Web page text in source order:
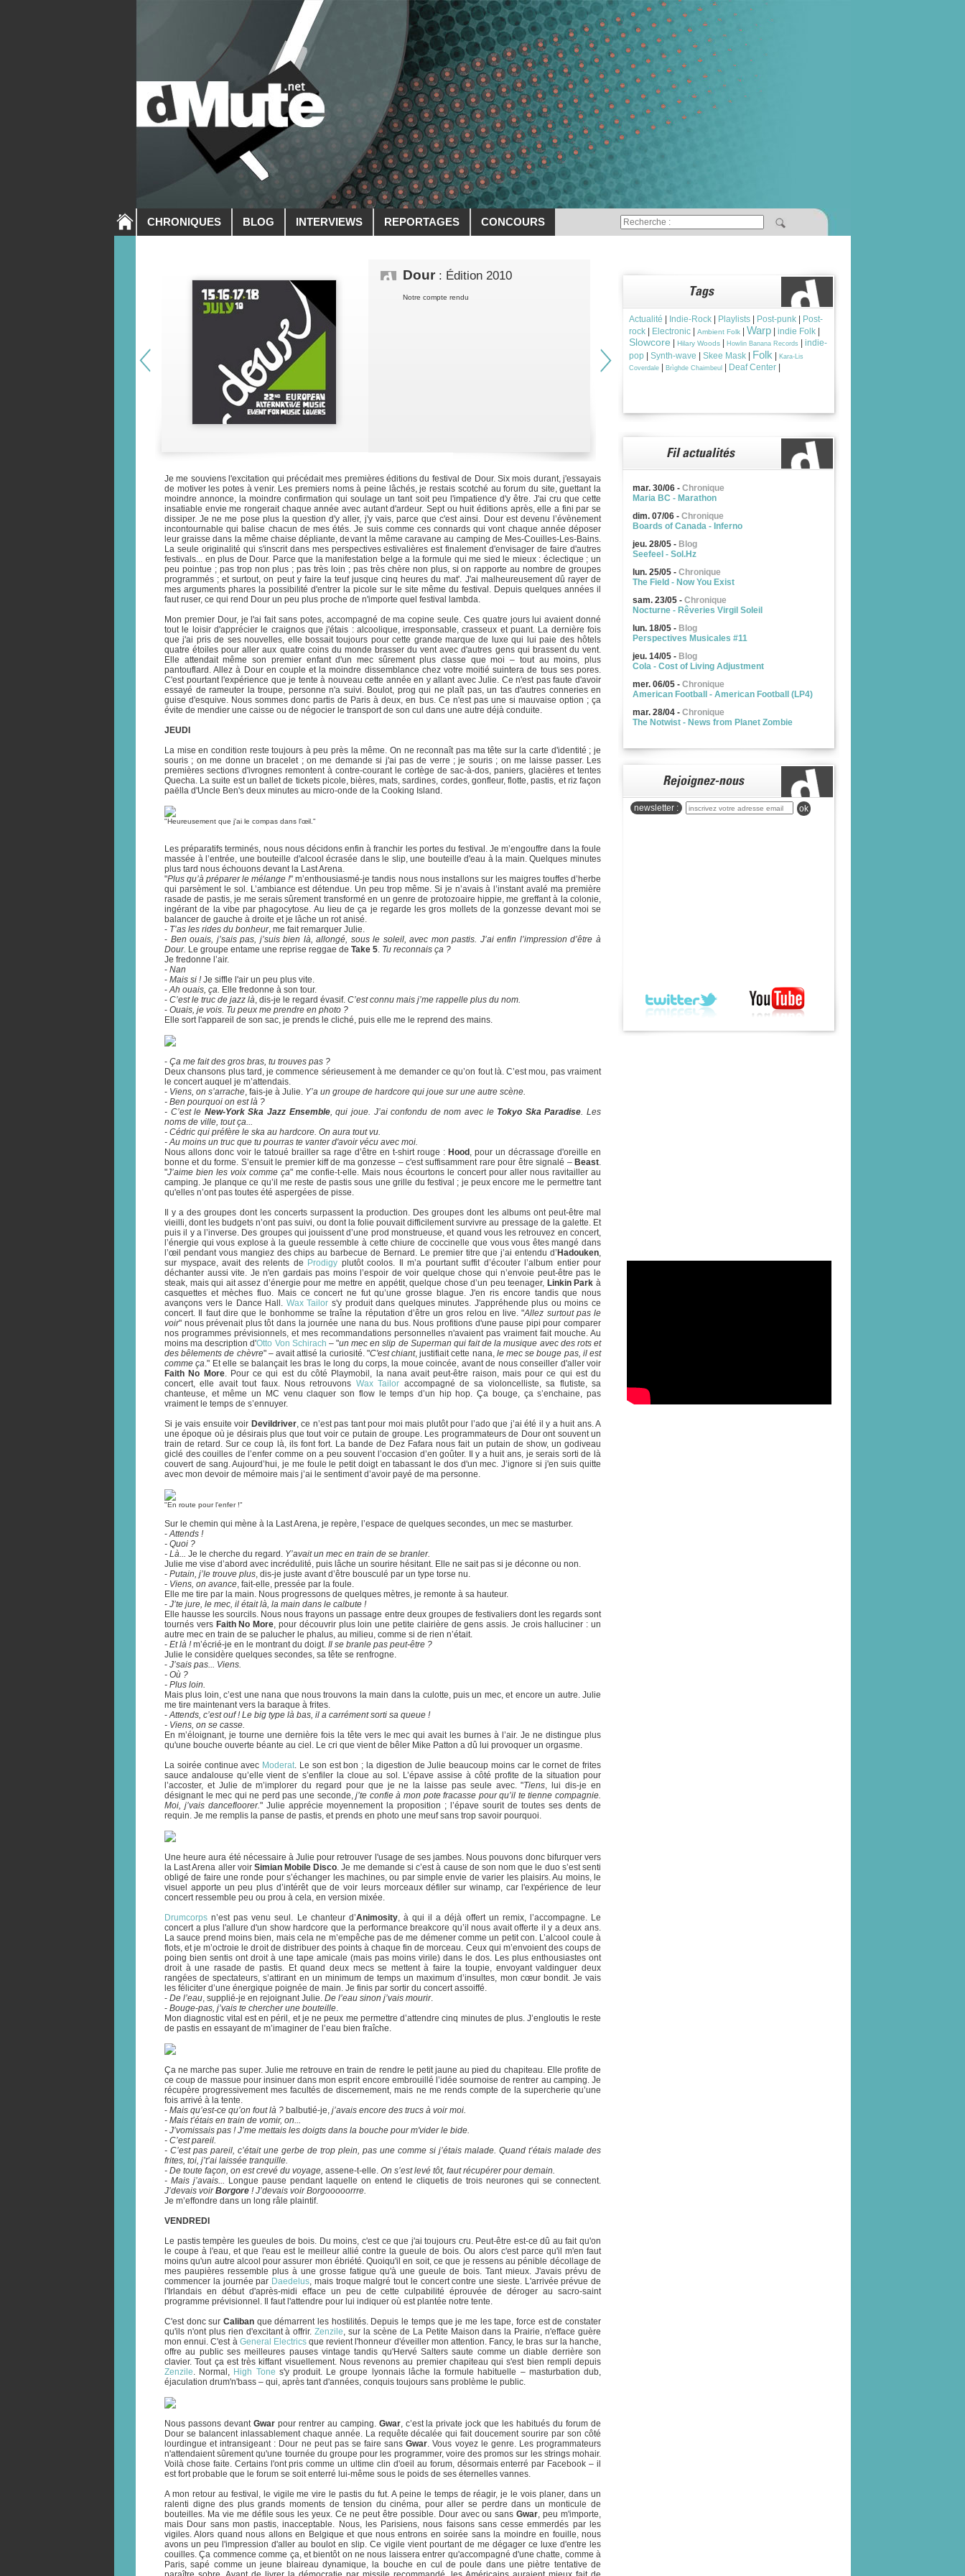
CHRONIQUES BLOG INTERVIEWS REPORTAGES CONCOURS
Dour : Édition 2010
Notre compte rendu
Je me souviens l'excitation qui précédait mes premières éditions du festival de Dour. Six mois durant, j'essayais
de motiver les potes à venir. Les premiers noms à peine lâchés, je restais scotché au forum du site, guettant la
moindre annonce, la moindre confirmation qui soulage un tant soit peu l'impatience d'y être. J'ai cru que cette
insatiable envie me rongerait chaque année avec autant d'ardeur. Sept ou huit éditions après, elle a fini par se
dissiper. Je ne me pose plus la question d'y aller, j'y vais, parce que c'est ainsi. Dour est devenu l’évènement
incontournable qui balise chacun de mes étés. Je suis comme ces connards qui vont chaque année déposer
leur graisse dans la même chaise dépliante, devant la même caravane au camping de Mes-Couilles-Les-Bains.
La seule originalité qui s'inscrit dans mes perspectives estivalières est finalement d'envisager de faire d'autres
festivals... en plus de Dour. Parce que la manifestation belge a la formule qui me sied le mieux : éclectique ; un
peu pointue ; pas trop non plus ; pas très loin ; pas très chère non plus, si on rapporte au nombre de groupes
programmés ; et surtout, on peut y faire la teuf jusque cinq heures du mat'. J'ai malheureusement dû rayer de
mes arguments phares la possibilité d'entrer la picole sur le site même du festival. Depuis quelques années il
faut ruser, ce qui rend Dour un peu plus proche de n'importe quel festival lambda.
Mon premier Dour, je l'ai fait sans potes, accompagné de ma copine seule. Ces quatre jours lui avaient donné
tout le loisir d'apprécier le craignos que j'étais : alcoolique, irresponsable, crasseux et puant. La dernière fois
que j'ai pris de ses nouvelles, elle bossait toujours pour cette grande marque de luxe qui lui paie des hôtels
quatre étoiles pour aller aux quatre coins du monde brasser du vent avec d'autres gens qui brassent du vent.
Elle attendait même son premier enfant d'un mec sûrement plus classe que moi – tout au moins, plus
pantouflard. Allez à Dour en couple et la moindre dissemblance chez votre moitié suintera de tous ses pores.
C'est pourtant l'expérience que je tente à nouveau cette année en y allant avec Julie. Ce n'est pas faute d'avoir
essayé de rameuter la troupe, personne n'a suivi. Boulot, prog qui ne plaît pas, un tas d'autres conneries en
guise d'esquive. Nous sommes donc partis de Paris à deux, en bus. Ce n'est pas une si mauvaise option ; ça
évite de mendier une caisse ou de négocier le transport de son cul dans une autre déjà conduite.
JEUDI
La mise en condition reste toujours à peu près la même. On ne reconnaît pas ma tête sur la carte d'identité ; je
souris ; on me donne un bracelet ; on me demande si j'ai pas de verre ; je souris ; on me laisse passer. Les
premières sections d'ivrognes remontent à contre-courant le cortège de sac-à-dos, paniers, glacières et tentes
Quecha. La suite est un ballet de tickets picole, bières, mats, sardines, cordes, gonfleur, flotte, pastis, et riz façon
paëlla d'Uncle Ben's deux minutes au micro-onde de la Cooking Island.
"Heureusement que j'ai le compas dans l'œil."
Les préparatifs terminés, nous nous décidons enfin à franchir les portes du festival. Je m’engouffre dans la foule
massée à l’entrée, une bouteille d'alcool écrasée dans le slip, une bouteille d'eau à la main. Quelques minutes
plus tard nous échouons devant la Last Arena.
"Plus qu’à préparer le mélange !" m’enthousiasmé-je tandis nous nous installons sur les maigres touffes d’herbe
qui parsèment le sol. L’ambiance est détendue. Un peu trop même. Si je n’avais à l’instant avalé ma première
rasade de pastis, je me serais sûrement transformé en un genre de protozoaire hippie, me greffant à la colonie,
ingérant de la vibe par phagocytose. Au lieu de ça je regarde les gros mollets de la gonzesse devant moi se
balancer de gauche à droite et je lâche un rot anisé.
- T’as les rides du bonheur, me fait remarquer Julie.
- Ben ouais, j’sais pas, j’suis bien là, allongé, sous le soleil, avec mon pastis. J’ai enfin l’impression d’être à
Dour. Le groupe entame une reprise reggae de Take 5. Tu reconnais ça ?
Je fredonne l’air.
- Nan
- Mais si !Je siffle l'air un peu plus vite.
-Ah ouais, ça. Elle fredonne à son tour.
- C’est le truc de jazz là, dis-je le regard évasif. C’est connu mais j’me rappelle plus du nom.
- Ouais, je vois. Tu peux me prendre en photo ?
Elle sort l'appareil de son sac, je prends le cliché, puis elle me le reprend des mains.
- Ça me fait des gros bras, tu trouves pas ?
Deux chansons plus tard, je commence sérieusement à me demander ce qu’on fout là. C’est mou, pas vraiment
le concert auquel je m’attendais.
- Viens, on s’arrache, fais-je à Julie. Y’a un groupe de hardcore qui joue sur une autre scène.
- Ben pourquoi on est là ?
- C’est le New-York Ska Jazz Ensemble, qui joue. J’ai confondu de nom avec le Tokyo Ska Paradise. Les
noms de ville, tout ça...
- Cédric qui préfère le ska au hardcore. On aura tout vu.
- Au moins un truc que tu pourras te vanter d'avoir vécu avec moi.
Nous allons donc voir le tatoué brailler sa rage d’être en t-shirt rouge : Hood , pour un décrassage d'oreille en
bonne et du forme. S’ensuit le premier kiff de ma gonzesse – c'est suffisamment rare pour être signalé – Beast.
"J’aime bien les voix comme ça" me confie-t-elle. Mais nous écourtons le concert pour aller nous ravitailler au
camping. Je planque ce qu’il me reste de pastis sous une grille du festival ; je peux encore me le permettre tant
qu'elles n’ont pas toutes été aspergées de pisse.
Il y a des groupes dont les concerts surpassent la production. Des groupes dont les albums ont peut-être mal
vieilli, dont les budgets n’ont pas suivi, ou dont la folie pouvait difficilement survivre au pressage de la galette. Et
puis il y a l’inverse. Des groupes qui jouissent d’une prod monstrueuse, et quand vous les retrouvez en concert,
l’énergie qui vous explose à la gueule ressemble à cette chiure de coccinelle que vous vous êtes mangé dans
l’œil pendant vous mangiez des chips au barbecue de Bernard. Le premier titre que j’ai entendu d’ Hadouken,
sur myspace, avait des relents de Prodigy plutôt coolos. Il m’a pourtant suffit d’écouter l’album entier pour
déchanter aussi vite. Je n'en gardais pas moins l’espoir de voir quelque chose qui n’envoie peut-être pas le
steak, mais qui ait assez d’énergie pour me mettre en appétit, quelque chose d’un peu teenager, Linkin Park à
casquettes et mèches fluo. Mais ce concert ne fut qu’une grosse blague. J'en ris encore tandis que nous
avançons vers le Dance Hall. Wax Tailor s'y produit dans quelques minutes. J'appréhende plus ou moins ce
concert. Il faut dire que le bonhomme se traîne la réputation d’être un gros relou en live. "Allez surtout pas le
voir" nous prévenait plus tôt dans la journée une nana du bus. Nous profitions d'une pause pipi pour comparer
nos programmes prévisionnels, et mes recommandations personnelles n'avaient pas vraiment fait mouche. Au
moins ma description d'Otto Von Schirach – "un mec en slip de Superman qui fait de la musique avec des rots et
des bêlements de chèvre" – avait attisé la curiosité. "C'est chiant, justifiait cette nana, le mec se bouge pas, il est
comme ça." Et elle se balançait les bras le long du corps, la moue coincée, avant de nous conseiller d'aller voir
Faith No More. Pour ce qui est du côté Playmobil, la nana avait peut-être raison, mais pour ce qui est du
concert, elle avait tout faux. Nous retrouvons Wax Tailor accompagné de sa violoncelliste, sa flutiste, sa
chanteuse, et même un MC venu claquer son flow le temps d’un hip hop. Ça bouge, ça s’enchaine, pas
vraiment le temps de s’ennuyer.
Si je vais ensuite voir Devildriver, ce n’est pas tant pour moi mais plutôt pour l’ado que j’ai été il y a huit ans. A
une époque où je désirais plus que tout voir ce putain de groupe. Les programmateurs de Dour ont souvent un
train de retard. Sur ce coup là, ils font fort. La bande de Dez Fafara nous fait un putain de show, un godiveau
giclé des couilles de l’enfer comme on a peu souvent l’occasion d’en goûter. Il y a huit ans, je serais sorti de là
couvert de sang. Aujourd’hui, je me foule le petit doigt en tabassant le dos d'un mec. J’ignore si j'en suis quitte
avec mon devoir de mémoire mais j’ai le sentiment d’avoir payé de ma personne.
"En route pour l'enfer !"
Sur le chemin qui mène à la Last Arena, je repère, l’espace de quelques secondes, un mec se masturber.
-Attends !
- Quoi ?
- Là... Je le cherche du regard. Y’avait un mec en train de se branler.
Julie me vise d’abord avec incrédulité, puis lâche un sourire hésitant. Elle ne sait pas si je déconne ou non.
- Putain, j’le trouve plus, dis-je juste avant d’être bousculé par un type torse nu.
- Viens, on avance, fait-elle, pressée par la foule.
Elle me tire par la main. Nous progressons de quelques mètres, je remonte à sa hauteur.
- J’te jure, le mec, il était là, la main dans le calbute !
Elle hausse les sourcils. Nous nous frayons un passage entre deux groupes de festivaliers dont les regards sont
tournés vers Faith No More, pour découvrir plus loin une petite clairière de gens assis. Je crois halluciner : un
autre mec en train de se palucher le phalus, au milieu, comme si de rien n’était.
- Et là !m’écrié-je en le montrant du doigt. Il se branle pas peut-être ?
Julie le considère quelques secondes, sa tête se renfrogne.
- J’sais pas... Viens.
- Où ?
- Plus loin.
Mais plus loin, c’est une nana que nous trouvons la main dans la culotte, puis un mec, et encore un autre. Julie
me tire maintenant vers la baraque à frites.
-Attends, c’est ouf ! Le big type là bas, il a carrément sorti sa queue !
- Viens, on se casse.
En m’éloignant, je tourne une dernière fois la tête vers le mec qui avait les burnes à l’air. Je ne distingue plus
qu'une bouche ouverte béante au ciel. Le cri que vient de bêler Mike Patton a dû lui provoquer un orgasme.
La soirée continue avec Moderat. Le son est bon ; la digestion de Julie beaucoup moins car le cornet de frites
sauce andalouse qu’elle vient de s’enfiler la cloue au sol. L’épave assise à côté profite de la situation pour
l’accoster, et Julie de m’implorer du regard pour que je ne la laisse pas seule avec. "Tiens, lui dis-je en
désignant le mec qui ne perd pas une seconde,j’te confie à mon pote fracasse pour qu’il te tienne compagnie.
Moi, j’vais dancefloorer." Julie apprécie moyennement la proposition ; l’épave sourit de toutes ses dents de
requin. Je me remplis la panse de pastis, et prends en photo une meuf sans trop savoir pourquoi.
Une heure aura été nécessaire à Julie pour retrouver l'usage de ses jambes. Nous pouvons donc bifurquer vers
la Last Arena aller voir Simian Mobile Disco. Je me demande si c’est à cause de son nom que le duo s’est senti
obligé de faire une ronde pour s’échanger les machines, ou par simple envie de varier les plaisirs. Au moins, le
visuel apporte un peu plus d’intérêt que de voir leurs morceaux défiler sur winamp, car l'expérience de leur
concert ressemble peu ou prou à cela, en version mixée.
Drumcorps n’est pas venu seul. Le chanteur d’Animosity, à qui il a déjà offert un remix, l’accompagne. Le
concert a plus l'allure d'un show hardcore que la performance breakcore qu’il nous avait offerte il y a deux ans.
La sauce prend moins bien, mais cela ne m’empêche pas de me démener comme un petit con. L’alcool coule à
flots, et je m’octroie le droit de distribuer des points à chaque fin de morceau. Ceux qui m’envoient des coups de
poing bien sentis ont droit à une tape amicale (mais pas moins virile) dans le dos. Les plus enthousiastes ont
droit à une rasade de pastis. Et quand deux mecs se mettent à faire la toupie, envoyant valdinguer deux
rangées de spectateurs, s’attirant en un minimum de temps un maximum d’insultes, mon cœur bondit. Je vais
les féliciter d’une énergique poignée de main. Je finis par sortir du concert assoiffé.
- De l’eau, supplié-je en rejoignant Julie. De l’eau sinon j’vais mourir.
- Bouge-pas, j’vais te chercher une bouteille.
Mon diagnostic vital est en péril, et je ne peux me permettre d’attendre cinq minutes de plus. J’engloutis le reste
de pastis en essayant de m’imaginer de l’eau bien fraîche.
Ça ne marche pas super. Julie me retrouve en train de rendre le petit jaune au pied du chapiteau. Elle profite de
ce coup de massue pour insinuer dans mon esprit encore embrouillé l’idée sournoise de rentrer au camping. Je
récupère progressivement mes facultés de discernement, mais ne me rends compte de la supercherie qu’une
fois arrivé à la tente.
- Mais qu’est-ce qu’on fout là ? balbutié-je, j’avais encore des trucs à voir moi.
- Mais t’étais en train de vomir, on...
- J’vomissais pas ! J’me mettais les doigts dans la bouche pour m'vider le bide.
- C’est pareil.
- C’est pas pareil, c’était une gerbe de trop plein, pas une comme si j’étais malade. Quand t’étais malade des
frites, toi, j’t’ai laissée tranquille.
- De toute façon, on est crevé du voyage, assene-t-elle. On s’est levé tôt, faut récupérer pour demain.
- Mais j’avais... Longue pause pendant laquelle on entend le cliquetis de trois neurones qui se connectent.
J’devais voirBorgore ! J’devais voir Borgooooorrre.
Je m’effondre dans un long râle plaintif.
VENDREDI
Le pastis tempère les gueules de bois. Du moins, c'est ce que j'ai toujours cru. Peut-être est-ce dû au fait qu'on
le coupe à l'eau, et que l'eau est le meilleur allié contre la gueule de bois. Ou alors c'est parce qu'il m'en faut
moins qu'un autre alcool pour assurer mon ébriété. Quoiqu'il en soit, ce que je ressens au pénible décollage de
mes paupières ressemble plus à une grosse fatigue qu'à une gueule de bois. Tant mieux. J'avais prévu de
commencer la journée par Daedelus, mais troque malgré tout le concert contre une sieste. L'arrivée prévue de
l'Irlandais en début d'après-midi efface un peu de cette culpabilité éprouvée de déroger au sacro-saint
programme prévisionnel. Il faut l'attendre pour lui indiquer où est plantée notre tente.
C'est donc surCaliban que démarrent les hostilités. Depuis le temps que je me les tape, force est de constater
qu'ils n'ont plus rien d'excitant à offrir.Zenzile, sur la scène de La Petite Maison dans la Prairie, n'efface guère
mon ennui. C'est à General Electricsque revient l'honneur d'éveiller mon attention. Fancy, le bras sur la hanche,
offre au public ses meilleures pauses vintage tandis qu'Hervé Salters saute comme un diable derrière son
clavier. Tout ça est très kiffant visuellement. Nous revenons au premier chapiteau qui s'est bien rempli depuis
Zenzile. Normal, High Tone s'y produit. Le groupe lyonnais lâche la formule habituelle – masturbation dub,
éjaculation drum'n'bass – qui, après tant d'années, conquis toujours sans problème le public.
Nous passons devant Gwarpour rentrer au camping. Gwar, c’est la private jock que les habitués du forum de
Dour se balancent inlassablement chaque année. La requête décalée qui fait doucement sourire par son côté
lourdingue et intransigeant : Dour ne peut pas se faire sansGwar. Vous voyez le genre. Les programmateurs
n'attendaient sûrement qu'une tournée du groupe pour les programmer, voire des promos sur les strings mohair.
Voilà chose faite. Certains l'ont pris comme un ultime clin d'oeil au forum, désormais enterré par Facebook – il
est fort probable que le forum se soit enterré lui-même sous le poids de ses éternelles vannes.
A mon retour au festival, le vigile me vire le pastis du fut. A peine le temps de réagir, je le vois planer, dans un
ralenti digne des plus grands moments de tension du cinéma, pour aller se perdre dans un monticule de
bouteilles. Ma vie me défile sous les yeux. Ce ne peut être possible. Dour avec ou sansGwar, peu m'importe,
mais Dour sans mon pastis, inacceptable. Nous, les Parisiens, nous faisons sans cesse emmerdés par les
vigiles. Alors quand nous allons en Belgique et que nous entrons en soirée sans la moindre en fouille, nous
avons un peu l'impression d'aller au boulot en slip. Ce vigile vient pourtant de me dégager ce luxe d'entre les
couilles. Ça commence comme ça, et bientôt on ne nous laissera entrer qu'accompagné d'une chatte, comme à
Paris, sapé comme un jeune blaireau dynamique, la bouche en cul de poule dans une piètre tentative de
Actualité Indie-Rock Playlists Post-punk
Post-
rock
Electronic Ambient Folk Warp indie Folk
Slowcore Hilary Woods Howlin Banana Records
indie-
pop
Synth-wave Skee Mask Folk
Kara-Lis
Coverdale
Brìghde Chaimbeul Deaf Center
mar. 30/06 - Chronique
Maria BC - Marathon
dim. 07/06 - Chronique
Boards of Canada - Inferno
jeu. 28/05 - Blog
Seefeel - Sol.Hz
lun. 25/05 - Chronique
The Field - Now You Exist
sam. 23/05 - Chronique
Nocturne - Rêveries Virgil Soleil
lun. 18/05 - Blog
Perspectives Musicales #11
jeu. 14/05 - Blog
Cola - Cost of Living Adjustment
mer. 06/05 - Chronique
American Football - American Football (LP4)
mar. 28/04 - Chronique
The Notwist - News from Planet Zombie
newsletter : ok